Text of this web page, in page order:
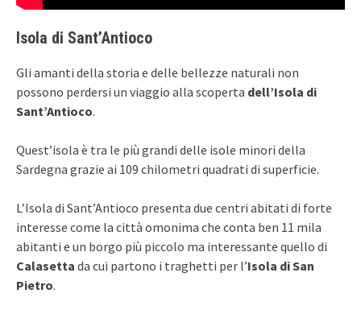
Isola di Sant’Antioco
Gli amanti della storia e delle bellezze naturali non
possono perdersi un viaggio alla scoperta dell’Isola di
Sant’Antioco.
Quest’isola è tra le più grandi delle isole minori della
Sardegna grazie ai 109 chilometri quadrati di superficie.
L’Isola di Sant’Antioco presenta due centri abitati di forte
interesse come la città omonima che conta ben 11 mila
abitanti e un borgo più piccolo ma interessante quello di
Calasetta da cui partono i traghetti per l’Isola di San
Pietro.